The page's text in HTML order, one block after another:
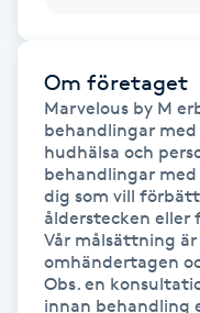
Kosmetisk tatuering
Kostrådgivning
Kroppsinpackning
Kroppspeeling
Käkledsbehandling
Om företaget
Marvelous by M
behandlingar
hudhälsa och
behandlingar
dig som vill
ålderstecken eller
Vår målsättning
omhändertagen
Obs. en
innan behandling